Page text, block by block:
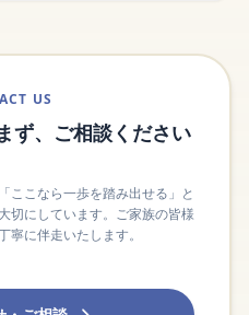
US
ず、ご相談ください
ここなら一歩を踏み出せる」と
切にしています。ご家族の皆様
寧に伴走いたします。